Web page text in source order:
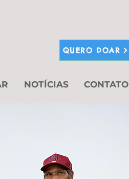
QUERO DOAR
NOTÍCIAS CONTATO